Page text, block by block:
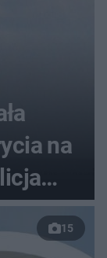
na
15